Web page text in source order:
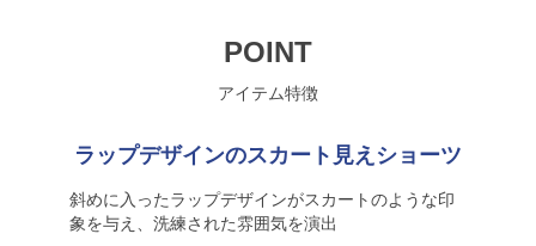
POINT
アイテム特徴
ラップデザインのスカート見えショーツ
斜めに入ったラップデザインがスカートのような印
象を与え、洗練された雰囲気を演出